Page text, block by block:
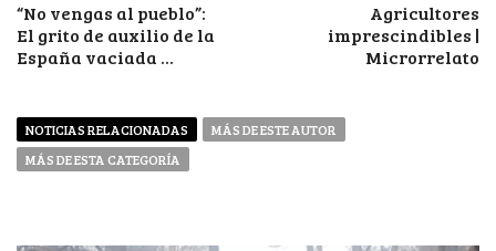
“No vengas al pueblo”:
El grito de auxilio de la
España vaciada ...
Agricultores
imprescindibles |
Microrrelato
NOTICIAS RELACIONADAS
MÁS DE ESTE AUTOR
MÁS DE ESTA CATEGORÍA